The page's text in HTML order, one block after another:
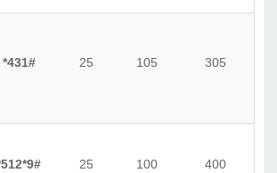
*431# 25 105 305
25 100 400